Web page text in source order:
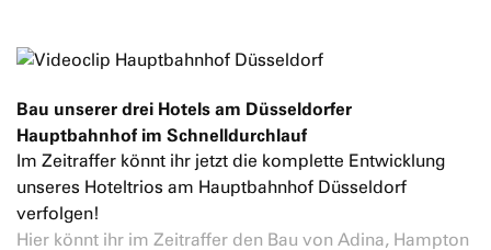
Bau unserer drei Hotels am Düsseldorfer
Hauptbahnhof im Schnelldurchlauf
Im Zeitraffer könnt ihr jetzt die komplette Entwicklung
unseres Hoteltrios am Hauptbahnhof Düsseldorf
verfolgen!
Hier könnt ihr im Zeitraffer den Bau von Adina, Hampton